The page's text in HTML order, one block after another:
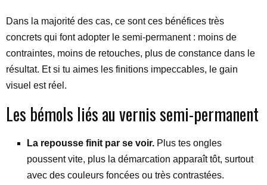
Dans la majorité des cas, ce sont ces bénéfices très
concrets qui font adopter le semi-permanent : moins de
contraintes, moins de retouches, plus de constance dans le
résultat. Et si tu aimes les finitions impeccables, le gain
visuel est réel.
Les bémols liés au vernis semi-permanent
La repousse finit par se voir. Plus tes ongles
poussent vite, plus la démarcation apparaît tôt, surtout
avec des couleurs foncées ou très contrastées.